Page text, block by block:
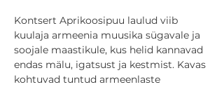
Kontsert Aprikoosipuu laulud viib
kuulaja armeenia muusika sügavale ja
soojale maastikule, kus helid kannavad
endas mälu, igatsust ja kestmist. Kavas
kohtuvad tuntud armeenlaste